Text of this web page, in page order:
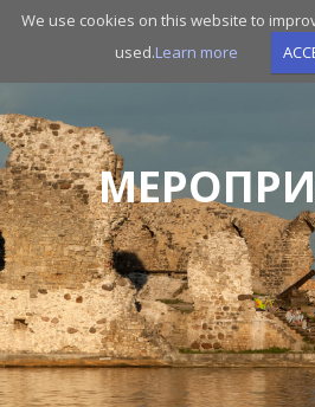
We use cookies on this website to
used.Learn more
Skip